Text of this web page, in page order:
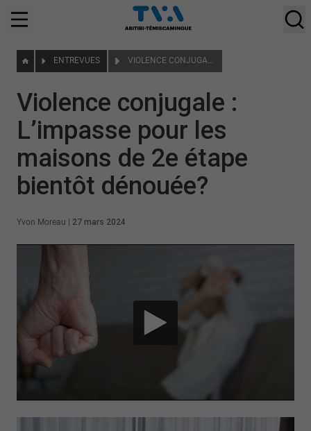
ENTREVUES VIOLENCE CONJUGALE : L’IMPASSE POUR LES MAISONS DE 2E ÉTAPE BIENTÔT DÉNOUÉE?
Violence conjugale :
L’impasse pour les
maisons de 2e étape
bientôt dénouée?
Yvon Moreau 27 mars 2024